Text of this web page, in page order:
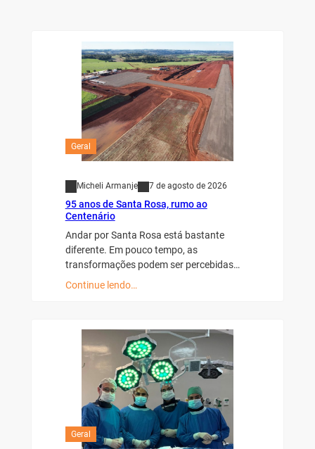
Geral
Micheli Armanje 7 de agosto de 2026
95 anos de Santa Rosa, rumo ao
Centenário
Andar por Santa Rosa está bastante
diferente. Em pouco tempo, as
transformações podem ser percebidas…
Continue lendo…
Geral